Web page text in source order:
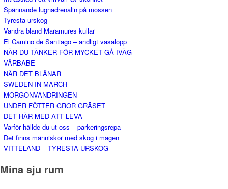
Spännande lugnadrenalin på mossen
Tyresta urskog
Vandra bland Maramures kullar
El Camino de Santiago – andligt vasalopp
NÄR DU TÄNKER FÖR MYCKET GÅ IVÄG
VÅRBABE
NÄR DET BLÅNAR
SWEDEN IN MARCH
MORGONVANDRINGEN
UNDER FÖTTER GROR GRÄSET
DET HÄR MED ATT LEVA
Varför hällde du ut oss – parkeringsrepa
Det finns människor med skog i magen
VITTELAND – TYRESTA URSKOG
Mina sju rum